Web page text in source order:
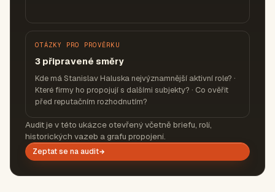
OTÁZKY PRO PROVĚRKU
3 připravené směry
Kde má Stanislav Haluska nejvýznamnější aktivní role? ·
Které firmy ho propojují s dalšími subjekty? · Co ověřit
před reputačním rozhodnutím?
Audit je v této ukázce otevřený včetně briefu, rolí,
historických vazeb a grafu propojení.
Zeptat se na audit